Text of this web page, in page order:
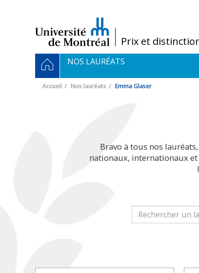
/Prix et
Navigation
principale
ACCUEIL
NOS LAURÉATS
Accueil Nos lauréats Emma Glaser
Bravo à tous nos
nationaux, internationaux et